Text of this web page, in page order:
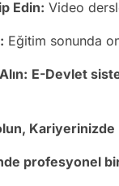
Edin: Video
Eğitim sonunda
E-Devlet
Kariyerinizde
profesyonel